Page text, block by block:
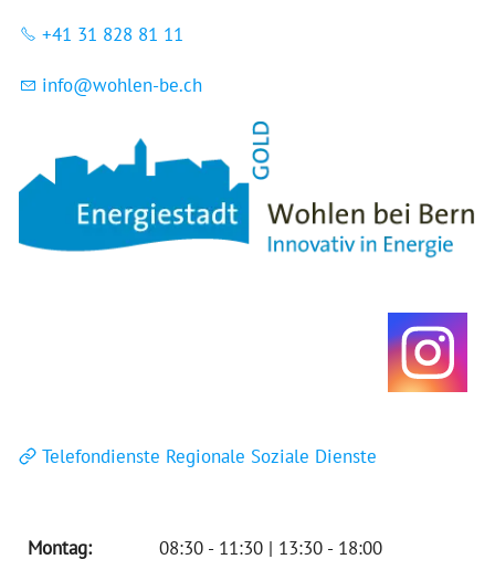
+41 31 828 81 11
nf w hl n-b ch
Telefondienste Regionale Soziale Dienste
Montag:
08:30 - 11:30 | 13:30 - 18:00